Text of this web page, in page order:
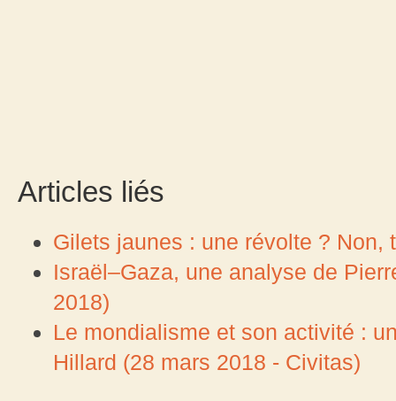
Articles liés
Gilets jaunes : une révolte ? Non,
Israël–Gaza, une analyse de
2018)
Le mondialisme et son activité :
Hillard (28 mars 2018 - Civitas)